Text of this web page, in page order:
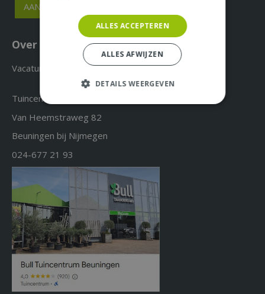
Over ons & Contact
Vacatures
Tuincentrum Bull
Van Heemstraweg 82
Beuningen bij Nijmegen
024-677 21 93
ALLES ACCEPTEREN
ALLES AFWIJZEN
DETAILS WEERGEVEN